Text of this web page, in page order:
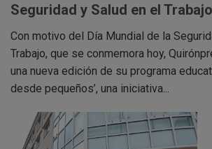
Seguridad y Salud en el Trabajo
Con motivo del Día Mundial de la
Trabajo, que se conmemora hoy,
una nueva edición de su programa
desde pequeños’, una iniciativa...